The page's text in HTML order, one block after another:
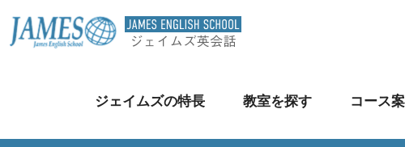
ジェイムズの特長 教室を探す コース